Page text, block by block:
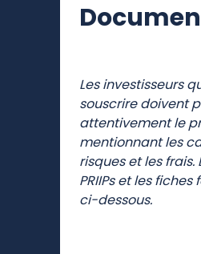
Les investisseurs
souscrire doivent
attentivement le
mentionnant les
risques et les frais.
PRIIPs et les
ci-dessous.